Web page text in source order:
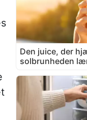
Den juice, der
solbrunheden